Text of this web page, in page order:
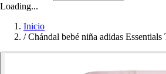
Loading...
Inicio
/ Chándal bebé niña adidas